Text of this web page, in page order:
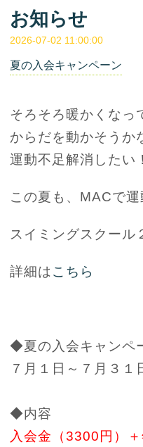
お知らせ
2026-07-02 11:00:00
夏の入会キャンペーン
そろそろ暖かくなっ
からだを動かそうか
運動不足解消したい！
この夏も、MACで
スイミングスクール
詳細はこちら
◆夏の入会キャンペ
７月１日～７月３１
◆内容
入会金（3300円）